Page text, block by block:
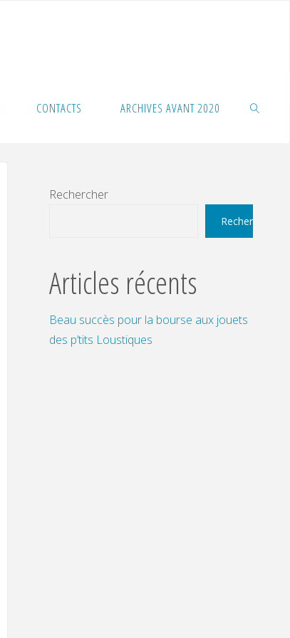
CONTACTS ARCHIVES AVANT 2020
Rechercher
Rechercher
Articles récents
Beau succès pour la bourse aux jouets
des p’tits Loustiques